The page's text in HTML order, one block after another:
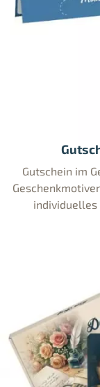
Gutschein im
individuelles